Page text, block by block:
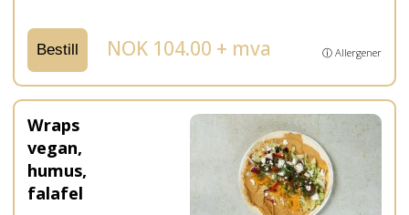
Bestill NOK 104.00 + mva ⓘ Allergener
Wraps
vegan,
humus,
falafel